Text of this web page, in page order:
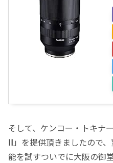
そして、ケンコー・トキナ
II 」を提供頂きましたので
能を試すついでに大阪の御